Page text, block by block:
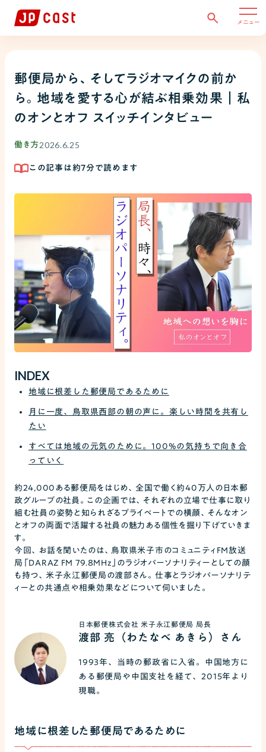
メニュー
郵便局から、そしてラジオマイクの前か
ら。地域を愛する心が結ぶ相乗効果｜私
のオンとオフ スイッチインタビュー
働き方 2026.6.25
この記事は約7分で読めます
INDEX
地域に根差した郵便局であるために
月に一度、鳥取県西部の朝の声に。楽しい時間を共有し
たい
すべては地域の元気のために。100%の気持ちで向き合
っていく
約24,000ある郵便局をはじめ、全国で働く約40万人の日本郵
政グループの社員。この企画では、それぞれの立場で仕事に取り
組む社員の姿勢と知られざるプライベートでの横顔、そんなオン
とオフの両面で活躍する社員の魅力ある個性を掘り下げていきま
す。
今回、お話を聞いたのは、鳥取県米子市のコミュニティFM放送
局「DARAZ FM 79.8MHz」のラジオパーソナリティーとしての顔
も持つ、米子永江郵便局の渡部さん。仕事とラジオパーソナリテ
ィーとの共通点や相乗効果などについて伺いました。
日本郵便株式会社 米子永江郵便局 局長
渡部 亮（わたなべ あきら）さん
1993年、当時の郵政省に入省。中国地方に
ある郵便局や中国支社を経て、2015年より
現職。
地域に根差した郵便局であるために